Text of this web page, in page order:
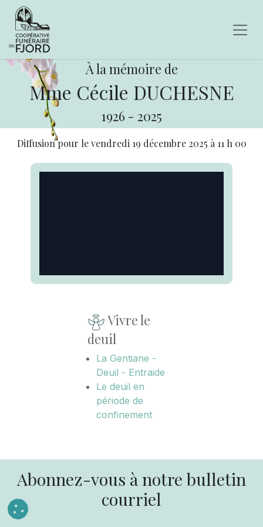
À la mémoire de
Mme Cécile DUCHESNE
1926 - 2025
Diffusion pour le vendredi 19 décembre 2025 à 11 h 00
Vivre le
deuil
La Gentiane -
Deuil - Entraide
Le deuil en
période de
confinement
Abonnez-vous à notre bulletin
courriel